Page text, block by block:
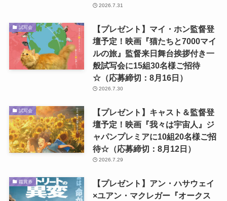
2026.7.31
試写会
【プレゼント】マイ・ホン監督登
壇予定！映画『猫たちと7000マイ
ルの旅』監督来日舞台挨拶付き一
般試写会に15組30名様ご招待
☆（応募締切：8月16日）
2026.7.30
試写会
【プレゼント】キャスト＆監督登
壇予定！映画『我々は宇宙人』ジ
ャパンプレミアに10組20名様ご招
待☆（応募締切：8月12日）
2026.7.29
鑑賞券
【プレゼント】アン・ハサウェイ
×ユアン・マクレガー『オークス